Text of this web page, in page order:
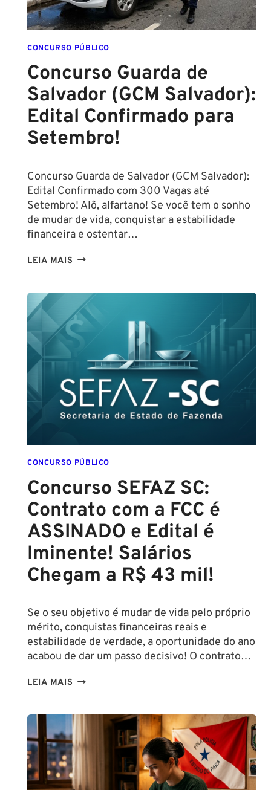
CONCURSO PÚBLICO
Concurso Guarda de
Salvador (GCM Salvador):
Edital Confirmado para
Setembro!
Concurso Guarda de Salvador (GCM Salvador):
Edital Confirmado com 300 Vagas até
Setembro! Alô, alfartano! Se você tem o sonho
de mudar de vida, conquistar a estabilidade
financeira e ostentar…
LEIA MAIS CONCURSO
SALVADOR
(GCM
SALVADOR):
CONFIRMADO
SETEMBRO!
CONCURSO PÚBLICO
Concurso SEFAZ SC:
Contrato com a FCC é
ASSINADO e Edital é
Iminente! Salários
Chegam a R$ 43 mil!
Se o seu objetivo é mudar de vida pelo próprio
mérito, conquistas financeiras reais e
estabilidade de verdade, a oportunidade do ano
acabou de dar um passo decisivo! O contrato…
LEIA MAIS CONCURSO
CONTRATO
COM
A
FCC
É